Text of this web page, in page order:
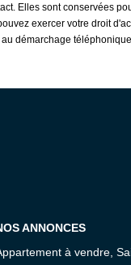
Elles sont conservées
exercer votre droit
démarchage
ANNONCES
à vendre,